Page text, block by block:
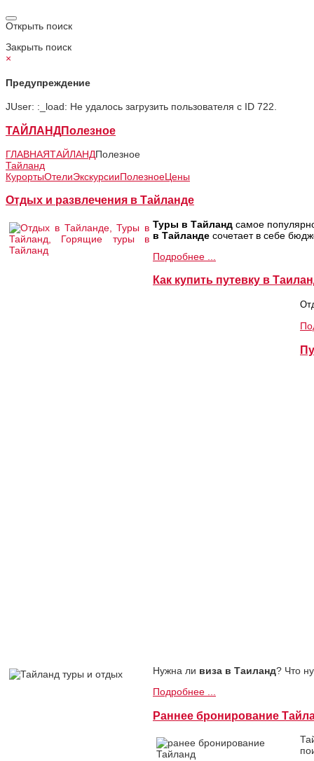
Открыть поиск
Закрыть поиск
×
Предупреждение
JUser: :_load: Не удалось загрузить пользователя с ID 722.
ТАЙЛАНДПолезное
ГЛАВНАЯТАЙЛАНДПолезное
Тайланд
КурортыОтелиЭкскурсииПолезноеЦены
Отдых и развлечения в Тайланде
Туры в Тайланд самое
в Тайланде сочетает в себе
Подробнее ...
Как купить путевку в
Нужна ли виза в Таиланд? Что
Подробнее ...
Раннее бронирование